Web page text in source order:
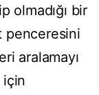
olmadığı bir
penceresini
aralamayı
için